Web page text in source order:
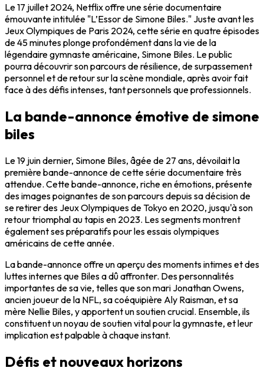
Le 17 juillet 2024, Netflix offre une série documentaire
émouvante intitulée "L’Essor de Simone Biles." Juste avant les
Jeux Olympiques de Paris 2024, cette série en quatre épisodes
de 45 minutes plonge profondément dans la vie de la
légendaire gymnaste américaine, Simone Biles. Le public
pourra découvrir son parcours de résilience, de surpassement
personnel et de retour sur la scène mondiale, après avoir fait
face à des défis intenses, tant personnels que professionnels.
La bande-annonce émotive de simone
biles
Le 19 juin dernier, Simone Biles, âgée de 27 ans, dévoilait la
première bande-annonce de cette série documentaire très
attendue. Cette bande-annonce, riche en émotions, présente
des images poignantes de son parcours depuis sa décision de
se retirer des Jeux Olympiques de Tokyo en 2020, jusqu'à son
retour triomphal au tapis en 2023. Les segments montrent
également ses préparatifs pour les essais olympiques
américains de cette année.
La bande-annonce offre un aperçu des moments intimes et des
luttes internes que Biles a dû affronter. Des personnalités
importantes de sa vie, telles que son mari Jonathan Owens,
ancien joueur de la NFL, sa coéquipière Aly Raisman, et sa
mère Nellie Biles, y apportent un soutien crucial. Ensemble, ils
constituent un noyau de soutien vital pour la gymnaste, et leur
implication est palpable à chaque instant.
Défis et nouveaux horizons